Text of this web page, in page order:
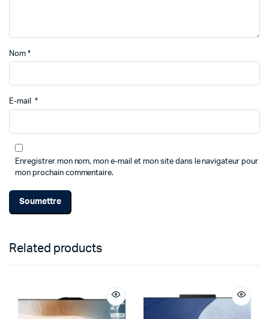
Nom *
E-mail *
Enregistrer mon nom, mon e-mail et mon site dans le navigateur pour
mon prochain commentaire.
Related products